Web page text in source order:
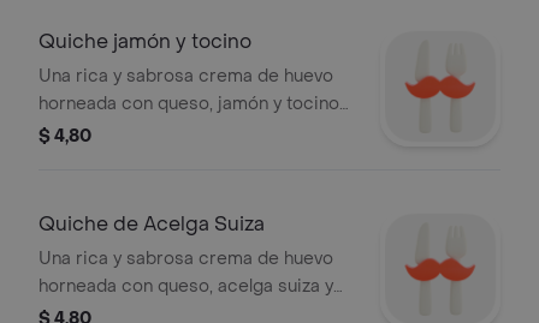
Quiche jamón y tocino
Una rica y sabrosa crema de huevo
horneada con queso, jamón y tocino
en una crujiente base de mantequilla.
$ 4,80
Quiche de Acelga Suiza
Una rica y sabrosa crema de huevo
horneada con queso, acelga suiza y
cebollas en una crujiente base de